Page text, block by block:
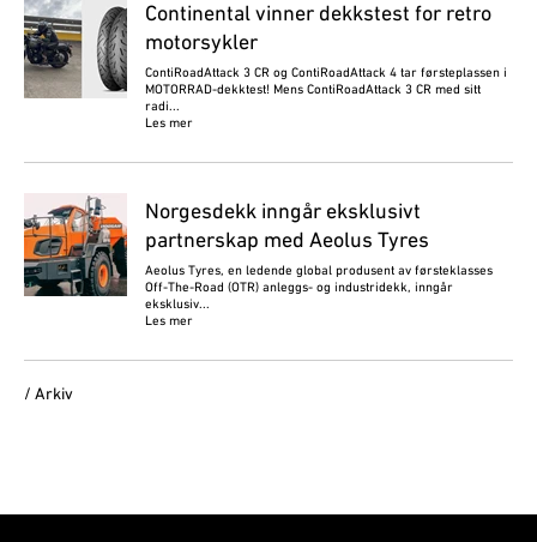
Continental vinner dekkstest for retro
motorsykler
ContiRoadAttack 3 CR og ContiRoadAttack 4 tar førsteplassen i
MOTORRAD-dekktest! Mens ContiRoadAttack 3 CR med sitt
radi...
Les mer
Norgesdekk inngår eksklusivt
partnerskap med Aeolus Tyres
Aeolus Tyres, en ledende global produsent av førsteklasses
Off-The-Road (OTR) anleggs- og industridekk, inngår
eksklusiv...
Les mer
/ Arkiv